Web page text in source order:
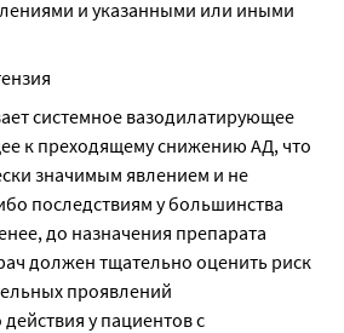
и указанными или иными
системное вазодилатирующее
к преходящему снижению АД, что
значимым явлением и не
последствиям у большинства
до назначения препарата
должен тщательно оценить риск
проявлений
у пациентов с